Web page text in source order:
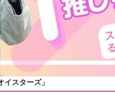
スターズ」